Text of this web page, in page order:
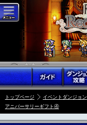
トップページ イベントダンジョン
アニバーサリーギフト④